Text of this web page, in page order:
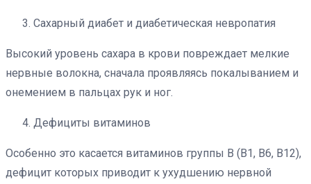
Сахарный диабет и диабетическая невропатия
Высокий уровень сахара в крови повреждает мелкие
нервные волокна, сначала проявляясь покалыванием и
онемением в пальцах рук и ног.
Дефициты витаминов
Особенно это касается витаминов группы В (В1, В6, В12),
дефицит которых приводит к ухудшению нервной